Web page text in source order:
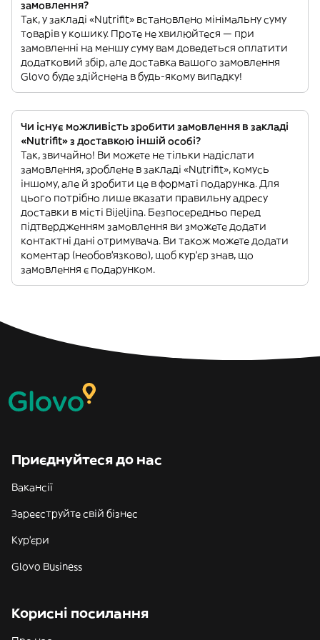
замовлення?
Так, у закладі «Nutrifit» встановлено мінімальну суму
товарів у кошику. Проте не хвилюйтеся — при
замовленні на меншу суму вам доведеться оплатити
додатковий збір, але доставка вашого замовлення
Glovo буде здійснена в будь-якому випадку!
Чи існує можливість зробити замовлення в закладі
«Nutrifit» з доставкою іншій особі?
Так, звичайно! Ви можете не тільки надіслати
замовлення, зроблене в закладі «Nutrifit», комусь
іншому, але й зробити це в форматі подарунка. Для
цього потрібно лише вказати правильну адресу
доставки в місті Bijeljina. Безпосередньо перед
підтвердженням замовлення ви зможете додати
контактні дані отримувача. Ви також можете додати
коментар (необов'язково), щоб кур'єр знав, що
замовлення є подарунком.
Приєднуйтеся до нас
Вакансії
Зареєструйте свій бізнес
Кур'єри
Glovo Business
Корисні посилання